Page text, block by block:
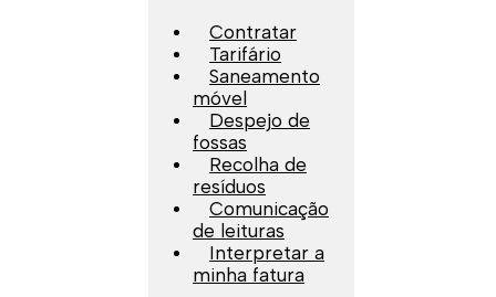
Contratar
Tarifário
Saneamento
móvel
Despejo de
fossas
Recolha de
resíduos
Comunicação
de leituras
Interpretar a
minha fatura